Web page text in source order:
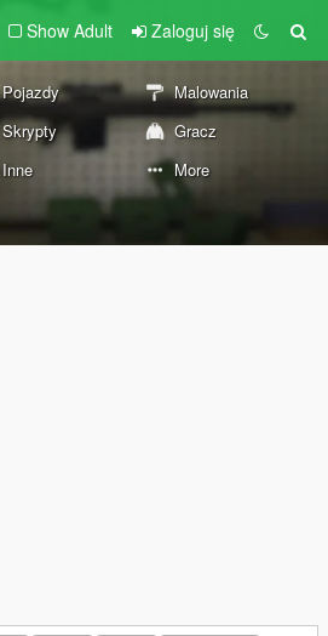
Show Adult Zaloguj się
Pojazdy
Malowania
Skrypty
Gracz
Inne More